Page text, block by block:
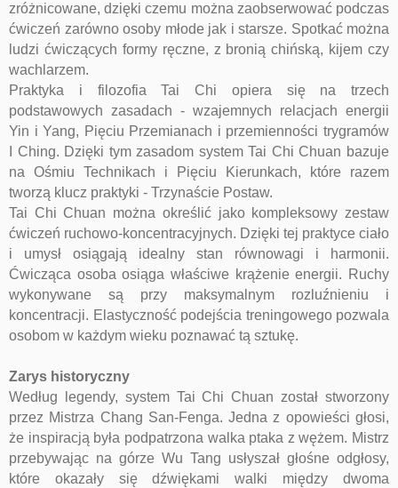
zróżnicowane, dzięki czemu można zaobserwować podczas
ćwiczeń zarówno osoby młode jak i starsze. Spotkać można
ludzi ćwiczących formy ręczne, z bronią chińską, kijem czy
wachlarzem.
Praktyka i filozofia Tai Chi opiera się na trzech
podstawowych zasadach - wzajemnych relacjach energii
Yin i Yang, Pięciu Przemianach i przemienności trygramów
I Ching. Dzięki tym zasadom system Tai Chi Chuan bazuje
na Ośmiu Technikach i Pięciu Kierunkach, które razem
tworzą klucz praktyki - Trzynaście Postaw.
Tai Chi Chuan można określić jako kompleksowy zestaw
ćwiczeń ruchowo-koncentracyjnych. Dzięki tej praktyce ciało
i umysł osiągają idealny stan równowagi i harmonii.
Ćwicząca osoba osiąga właściwe krążenie energii. Ruchy
wykonywane są przy maksymalnym rozluźnieniu i
koncentracji. Elastyczność podejścia treningowego pozwala
osobom w każdym wieku poznawać tą sztukę.
Zarys historyczny
Według legendy, system Tai Chi Chuan został stworzony
przez Mistrza Chang San-Fenga. Jedna z opowieści głosi,
że inspiracją była podpatrzona walka ptaka z wężem. Mistrz
przebywając na górze Wu Tang usłyszał głośne odgłosy,
które okazały się dźwiękami walki między dwoma